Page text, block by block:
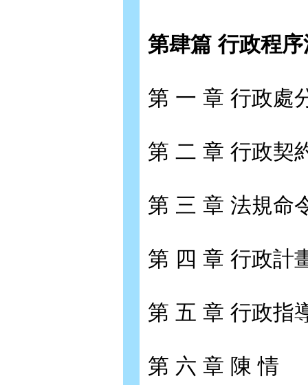
第肆篇 行政程
第 一 章 行政處
第 二 章 行政契
第 三 章 法規命
第 四 章 行政計
第 五 章 行政指
第 六 章 陳 情